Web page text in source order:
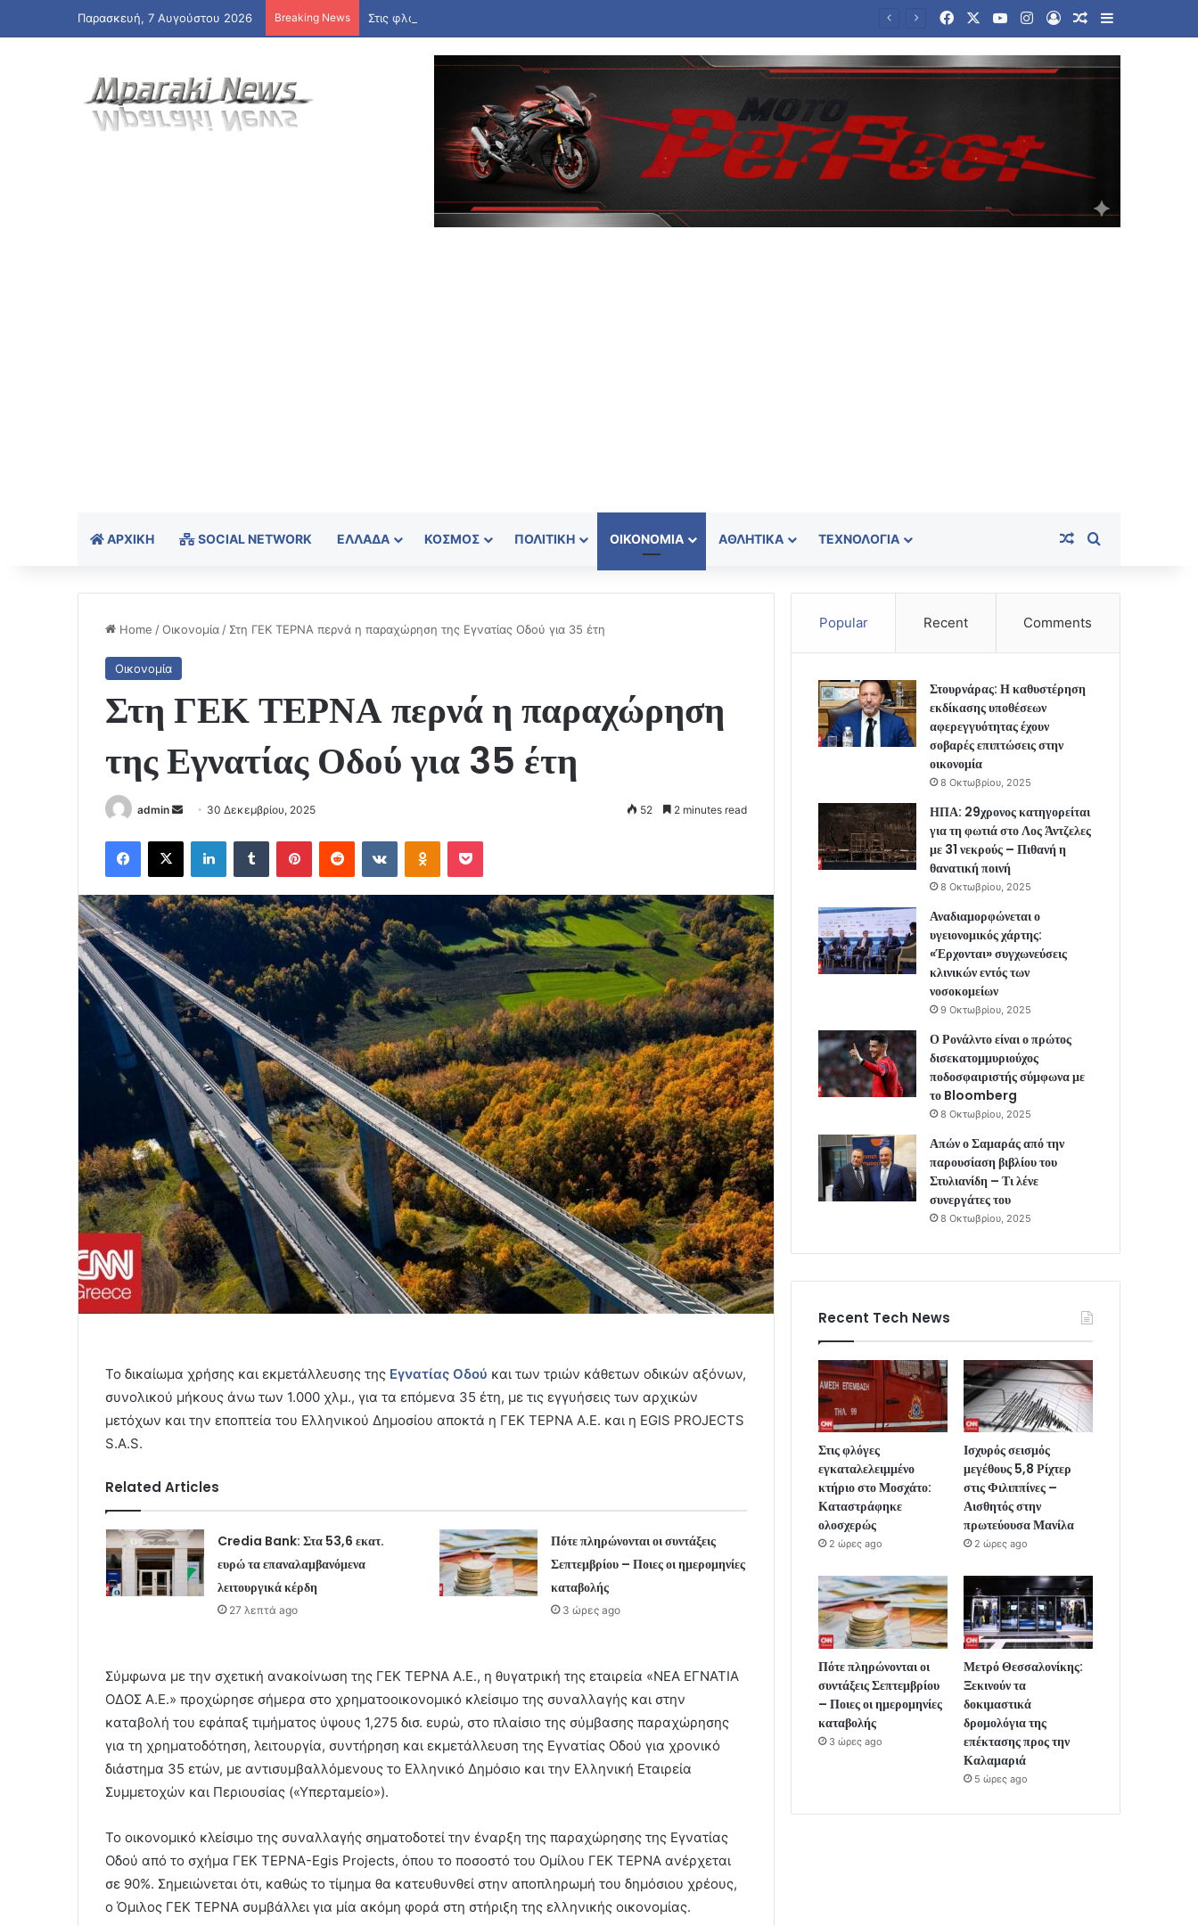
Παρασκευή, 7 Αυγούστου 2026 Breaking News Στις φλόγες εγκαταλελειμμένο κτήριο στο Μοσχάτο: Καταστράφηκε ολοσχερώς FacebookYouTubeInstagram
Log InRandom Article
Sidebar
ΑΡΧΙΚΉ SOCIAL NETWORK ΕΛΛΆΔΑ ΚΌΣΜΟΣ ΠΟΛΙΤΙΚΉ ΟΙΚΟΝΟΜΊΑ ΑΘΛΗΤΙΚΆ ΤΕΧΝΟΛΟΓΊΑ Random Article
Home /Οικονομία / Στη ΓΕΚ ΤΕΡΝΑ περνά η παραχώρηση της Εγνατίας Οδού για 35 έτη
Οικονομία
Στη ΓΕΚ ΤΕΡΝΑ περνά η παραχώρηση
της Εγνατίας Οδού για 35 έτη
admin
Send
email
30 Δεκεμβρίου, 2025 52 2 minutes read
Facebook
X LinkedInTumblr PinterestReddit VKontakteOdnoklassniki
Pocket
Το δικαίωμα χρήσης και εκμετάλλευσης της Εγνατίας Οδού και των τριών κάθετων οδικών αξόνων,
συνολικού μήκους άνω των 1.000 χλμ., για τα επόμενα 35 έτη, με τις εγγυήσεις των αρχικών
μετόχων και την εποπτεία του Ελληνικού Δημοσίου αποκτά η ΓΕΚ ΤΕΡΝΑ Α.Ε. και η EGIS PROJECTS
S.A.S.
Related Articles
Credia Bank: Στα 53,6 εκατ.
ευρώ τα επαναλαμβανόμενα
λειτουργικά κέρδη
27 λεπτά ago
Πότε πληρώνονται οι συντάξεις
Σεπτεμβρίου – Ποιες οι ημερομηνίες
καταβολής
3 ώρες ago
Σύμφωνα με την σχετική ανακοίνωση της ΓΕΚ ΤΕΡΝΑ Α.Ε., η θυγατρική της εταιρεία «ΝΕΑ ΕΓΝΑΤΙΑ
ΟΔΟΣ Α.Ε.» προχώρησε σήμερα στο χρηματοοικονομικό κλείσιμο της συναλλαγής και στην
καταβολή του εφάπαξ τιμήματος ύψους 1,275 δισ. ευρώ, στο πλαίσιο της σύμβασης παραχώρησης
για τη χρηματοδότηση, λειτουργία, συντήρηση και εκμετάλλευση της Εγνατίας Οδού για χρονικό
διάστημα 35 ετών, με αντισυμβαλλόμενους το Ελληνικό Δημόσιο και την Ελληνική Εταιρεία
Συμμετοχών και Περιουσίας («Υπερταμείο»).
Το οικονομικό κλείσιμο της συναλλαγής σηματοδοτεί την έναρξη της παραχώρησης της Εγνατίας
Οδού από το σχήμα ΓΕΚ ΤΕΡΝΑ-Egis Projects, όπου το ποσοστό του Ομίλου ΓΕΚ ΤΕΡΝΑ ανέρχεται
σε 90%. Σημειώνεται ότι, καθώς το τίμημα θα κατευθυνθεί στην αποπληρωμή του δημόσιου χρέους,
ο Όμιλος ΓΕΚ ΤΕΡΝΑ συμβάλλει για μία ακόμη φορά στη στήριξη της ελληνικής οικονομίας.
Popular Recent Comments
Στουρνάρας: Η καθυστέρηση
εκδίκασης υποθέσεων
αφερεγγυότητας έχουν
σοβαρές επιπτώσεις στην
οικονομία
8 Οκτωβρίου, 2025
ΗΠΑ: 29χρονος κατηγορείται
για τη φωτιά στο Λος Άντζελες
με 31 νεκρούς – Πιθανή η
θανατική ποινή
8 Οκτωβρίου, 2025
Αναδιαμορφώνεται ο
υγειονομικός χάρτης:
«Έρχονται» συγχωνεύσεις
κλινικών εντός των
νοσοκομείων
9 Οκτωβρίου, 2025
Ο Ρονάλντο είναι ο πρώτος
δισεκατομμυριούχος
ποδοσφαιριστής σύμφωνα με
το Bloomberg
8 Οκτωβρίου, 2025
Απών ο Σαμαράς από την
παρουσίαση βιβλίου του
Στυλιανίδη – Τι λένε
συνεργάτες του
8 Οκτωβρίου, 2025
Recent Tech News
Στις φλόγες
εγκαταλελειμμένο
κτήριο στο Μοσχάτο:
Καταστράφηκε
ολοσχερώς
2 ώρες ago
Ισχυρός σεισμός
μεγέθους 5,8 Ρίχτερ
στις Φιλιππίνες –
Αισθητός στην
πρωτεύουσα Μανίλα
2 ώρες ago
Πότε πληρώνονται οι
συντάξεις Σεπτεμβρίου
– Ποιες οι ημερομηνίες
καταβολής
3 ώρες ago
Μετρό Θεσσαλονίκης:
Ξεκινούν τα
δοκιμαστικά
δρομολόγια της
επέκτασης προς την
Καλαμαριά
5 ώρες ago